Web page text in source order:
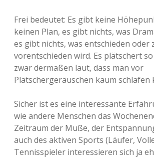
Frei bedeutet: Es gibt keine
keinen Plan, es gibt nichts, was
es gibt nichts, was entschieden oder
vorentschieden wird. Es plätschert
zwar dermaßen laut, dass man vor
Plätschergeräuschen kaum schlafen
Sicher ist es eine interessante
wie andere Menschen das
Zeitraum der Muße, der
auch des aktiven Sports (Läufer,
Tennisspieler interessieren sich ja